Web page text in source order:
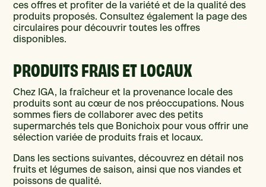
ces offres et profiter de la variété et de la qualité des
produits proposés. Consultez également la page des
circulaires pour découvrir toutes les offres
disponibles.
PRODUITS FRAIS ET LOCAUX
Chez IGA, la fraîcheur et la provenance locale des
produits sont au cœur de nos préoccupations. Nous
sommes fiers de collaborer avec des petits
supermarchés tels que Bonichoix pour vous offrir une
sélection variée de produits frais et locaux.
Dans les sections suivantes, découvrez en détail nos
fruits et légumes de saison, ainsi que nos viandes et
poissons de qualité.